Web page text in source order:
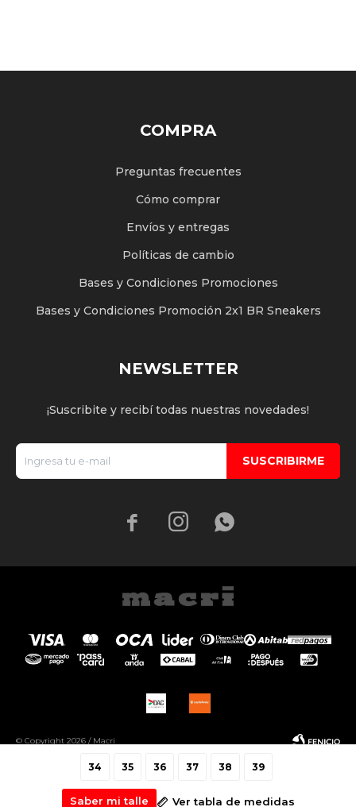
34 35 36 37 38 39
Saber mi talle Ver tabla de medidas
COMPRA
Preguntas frecuentes
Cómo comprar
Envíos y entregas
Políticas de cambio
Bases y Condiciones Promociones
Bases y Condiciones Promoción 2x1 BR Sneakers
NEWSLETTER
¡Suscribite y recibí todas nuestras novedades!
SUSCRIBIRME
  
© Copyright 2026 / Macri